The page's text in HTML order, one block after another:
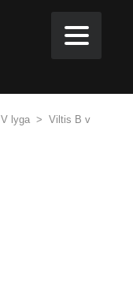
V lyga > Viltis B v